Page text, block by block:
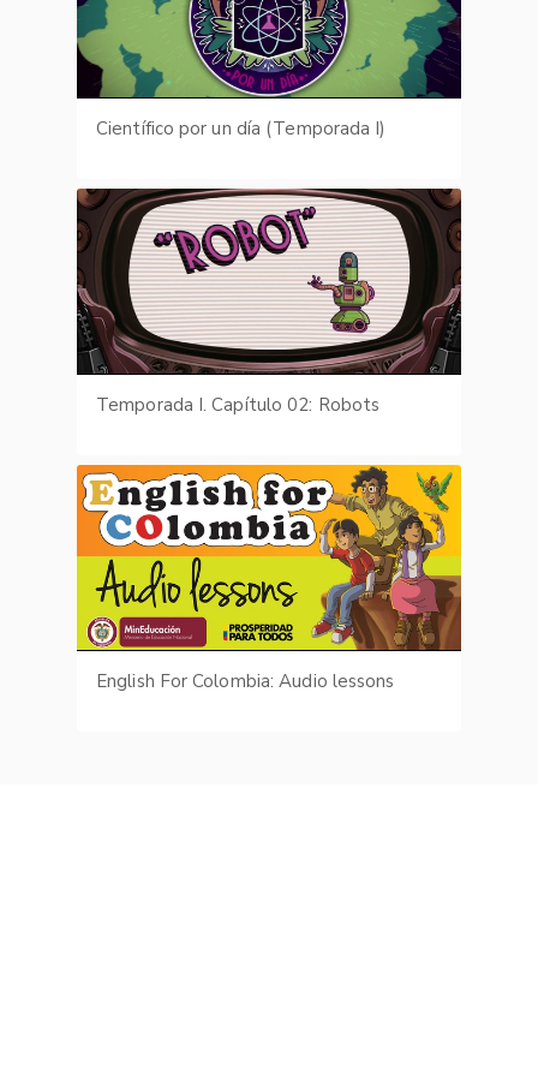
Científico por un día (Temporada I)
Temporada I. Capítulo 02: Robots
English For Colombia: Audio lessons